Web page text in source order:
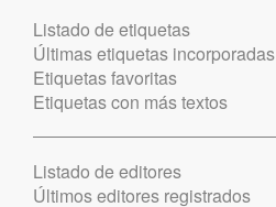
Listado de etiquetas
Últimas etiquetas incorporadas
Etiquetas favoritas
Etiquetas con más textos
Listado de editores
Últimos editores registrados